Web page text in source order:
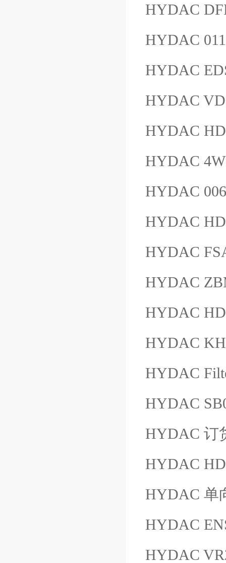
HYDAC
HYDAC
HYDAC
HYDAC
HYDAC
HYDAC
HYDAC
HYDAC
HYDAC
HYDAC
HYDAC
HYDAC
HYDAC
HYDAC
HYDAC 订
HYDAC
HYDAC 单
HYDAC
HYDAC